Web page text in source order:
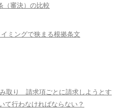
（審決）の比較
ミングで狭まる根拠条文
取り 請求項ごとに請求しようとす
て行わなければならない？